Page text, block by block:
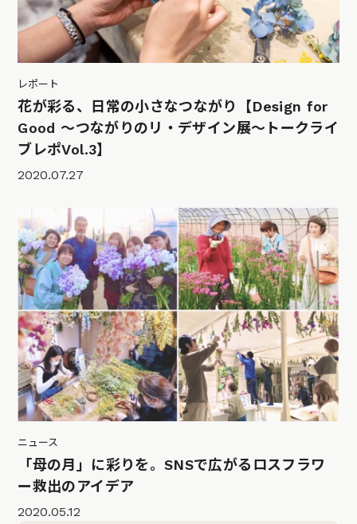
レポート
花が彩る、日常の小さなつながり【Design for
Good 〜つながりのリ・デザイン展〜トークライ
ブレポVol.3】
2020.07.27
ニュース
「母の月」に彩りを。SNSで広がるロスフラワ
ー救出のアイデア
2020.05.12